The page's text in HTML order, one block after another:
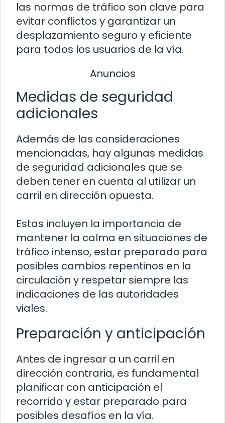
las normas de tráfico son clave para
evitar conflictos y garantizar un
desplazamiento seguro y eficiente
para todos los usuarios de la vía.
Anuncios
Medidas de seguridad
adicionales
Además de las consideraciones
mencionadas, hay algunas medidas
de seguridad adicionales que se
deben tener en cuenta al utilizar un
carril en dirección opuesta.
Estas incluyen la importancia de
mantener la calma en situaciones de
tráfico intenso, estar preparado para
posibles cambios repentinos en la
circulación y respetar siempre las
indicaciones de las autoridades
viales.
Preparación y anticipación
Antes de ingresar a un carril en
dirección contraria, es fundamental
planificar con anticipación el
recorrido y estar preparado para
posibles desafíos en la vía.